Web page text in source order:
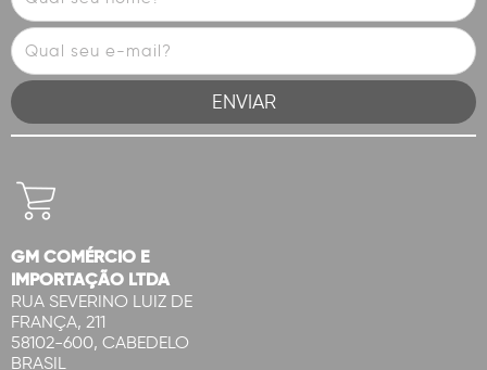
GM COMÉRCIO E
IMPORTAÇÃO LTDA
RUA SEVERINO LUIZ DE
FRANÇA, 211
58102-600, CABEDELO
BRASIL